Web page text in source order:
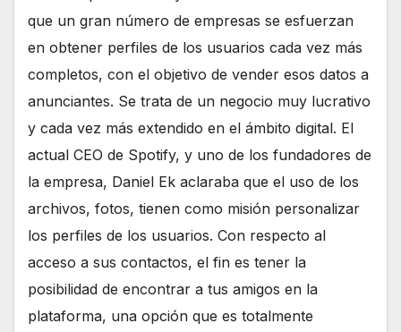
que un gran número de empresas se esfuerzan
en obtener perfiles de los usuarios cada vez más
completos, con el objetivo de vender esos datos a
anunciantes. Se trata de un negocio muy lucrativo
y cada vez más extendido en el ámbito digital. El
actual CEO de Spotify, y uno de los fundadores de
la empresa, Daniel Ek aclaraba que el uso de los
archivos, fotos, tienen como misión personalizar
los perfiles de los usuarios. Con respecto al
acceso a sus contactos, el fin es tener la
posibilidad de encontrar a tus amigos en la
plataforma, una opción que es totalmente